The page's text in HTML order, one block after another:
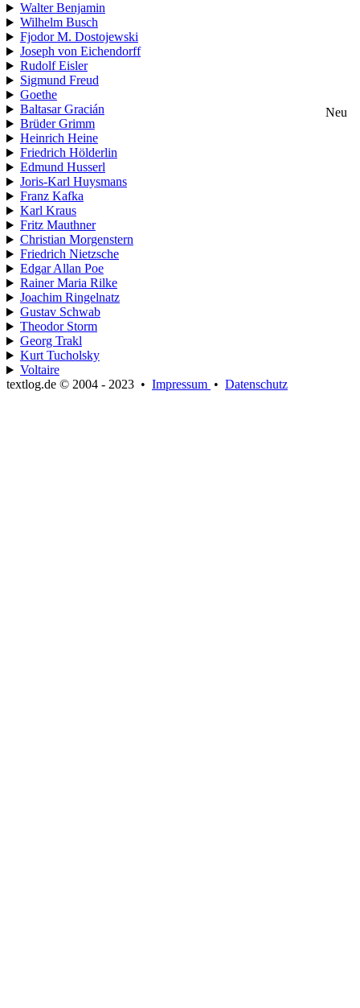
Walter Benjamin
Wilhelm Busch
Fjodor M. Dostojewski
Joseph von Eichendorff
Rudolf Eisler
Sigmund Freud
Goethe
Baltasar Gracián
Neu
Brüder Grimm
Heinrich Heine
Friedrich Hölderlin
Edmund Husserl
Joris-Karl Huysmans
Franz Kafka
Karl Kraus
Fritz Mauthner
Christian Morgenstern
Friedrich Nietzsche
Edgar Allan Poe
Rainer Maria Rilke
Joachim Ringelnatz
Gustav Schwab
Theodor Storm
Georg Trakl
Kurt Tucholsky
Voltaire
textlog.de © 2004 - 2023 • Impressum • Datenschutz